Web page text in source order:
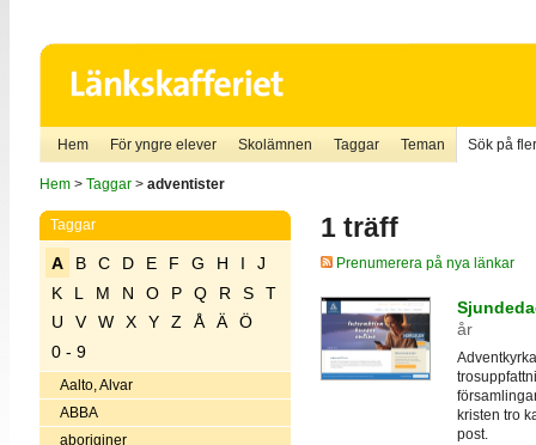
Hem För yngre elever Skolämnen Taggar Teman Sök på
Hem> Taggar> adventister
Taggar
A B C D E F G H I
J
K
L M N O P Q R S
T
U
V W X Y Z Å Ä
Ö
0 - 9
Aalto, Alvar
ABBA
aboriginer
1 träff
Prenumerera på nya länkar
år
kristen tro
post.